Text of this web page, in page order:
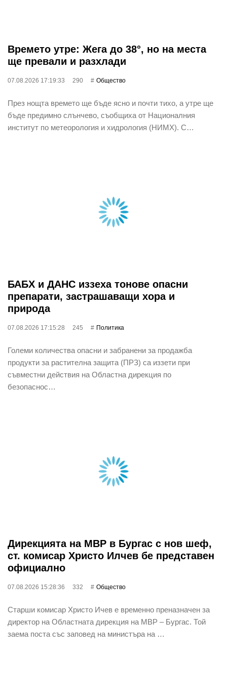
Времето утре: Жега до 38°, но на места
ще превали и разхлади
07.08.2026 17:19:33 290 Общество
През нощта времето ще бъде ясно и почти тихо, а утре ще
бъде предимно слънчево, съобщиха от Националния
институт по метеорология и хидрология (НИМХ). С…
БАБХ и ДАНС иззеха тонове опасни
препарати, застрашаващи хора и
природа
07.08.2026 17:15:28 245 Политика
Големи количества опасни и забранени за продажба
продукти за растителна защита (ПРЗ) са иззети при
съвместни действия на Областна дирекция по
безопаснос…
Дирекцията на МВР в Бургас с нов шеф,
ст. комисар Христо Илчев бе представен
официално
07.08.2026 15:28:36 332 Общество
Старши комисар Христо Ичев е временно преназначен за
директор на Областната дирекция на МВР – Бургас. Той
заема поста със заповед на министъра на …